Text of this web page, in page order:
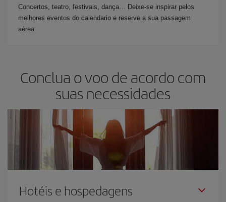
Concertos, teatro, festivais, dança… Deixe-se inspirar pelos
melhores eventos do calendario e reserve a sua passagem
aérea.
Conclua o voo de acordo com
suas necessidades
Hotéis e hospedagens